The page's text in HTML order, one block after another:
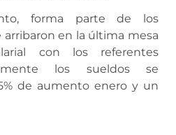
forma parte de los
arribaron en la última mesa
con los referentes
los sueldos se
de aumento enero y un